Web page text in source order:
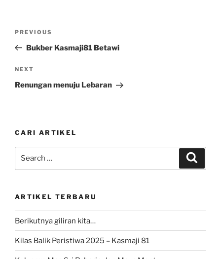
Previous
Post
PREVIOUS
Bukber Kasmaji81 Betawi
Next
Post
NEXT
Renungan menuju Lebaran
CARI ARTIKEL
ARTIKEL TERBARU
Berikutnya giliran kita…
Kilas Balik Peristiwa 2025 – Kasmaji 81